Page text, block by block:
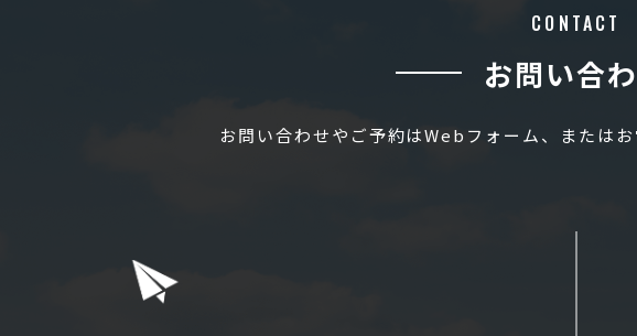
CONTACT
お問い合
お問い合わせやご予約はWebフォーム、または